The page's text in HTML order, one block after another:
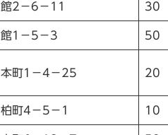
館2－6－11 30
館1－5－3 50
本町1－4－25 20
柏町4－5－1 10